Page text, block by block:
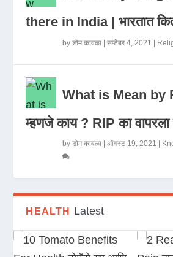
there in India | भारतात
byडोम कावळा |सप्टेंबर 4, 2021
What is Mean by
म्हणजे काय ? RIP का वापरला
byडोम कावळा |ऑगस्ट 19, 2021
HEALTH Latest